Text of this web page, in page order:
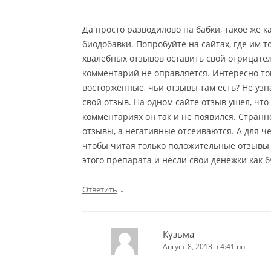
Да просто разводилово на бабки, такое же
биодобавки. Попробуйте на сайтах, где им
хвалебных отзывов оставить свой
комментарий не оправляется. Интересно
восторженные, чьи отзывы там есть? Не
свой отзыв. На одном сайте отзыв ушел, что
комментариях он так и не появился.
отзывы, а негативные отсеиваются. А для
чтобы читая только положительные
этого препарата и несли свои денежки как
Ответить ↓
Кузьма
Август 8, 2013 в 4:41 пп